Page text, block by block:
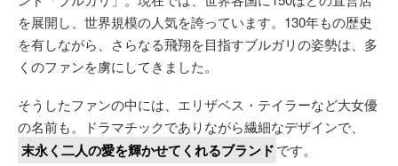
を展開し、世界規模の人気を誇っています。130年もの歴史
を有しながら、さらなる飛翔を目指すブルガリの姿勢は、多
くのファンを虜にしてきました。
そうしたファンの中には、エリザベス・テイラーなど大女優
の名前も。ドラマチックでありながら繊細なデザインで、
末永く二人の愛を輝かせてくれるブランドです。